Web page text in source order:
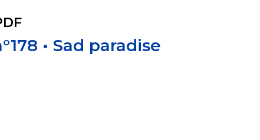
• Sad paradise